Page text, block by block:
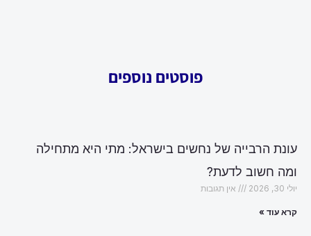
פוסטים נוספים
עונת הרבייה של נחשים בישראל: מתי היא מתחילה
ומה חשוב לדעת?
יולי 30, 2026 אין תגובות
קרא עוד »